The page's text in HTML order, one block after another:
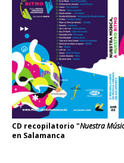
CD recopilatorio "Nuestra
en Salamanca